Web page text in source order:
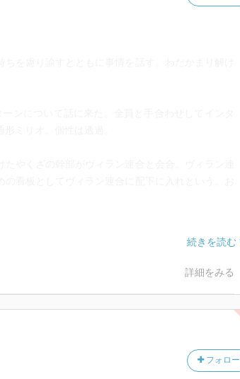
りたいとオールマイトに懇願するもオールマイトは
は継続。
フォーオールをミリオに継がせるべきだったとい
詳細をみる
フォロー